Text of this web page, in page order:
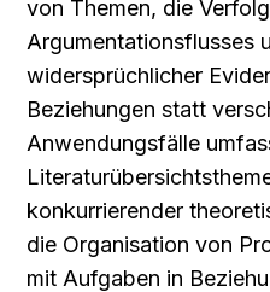
von Themen, die
Argumentationsflusses
widersprüchlicher
Beziehungen statt
Anwendungsfälle
konkurrierender
die Organisation von
mit Aufgaben in